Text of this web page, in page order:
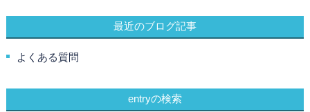
最近のブログ記事
よくある質問
entryの検索